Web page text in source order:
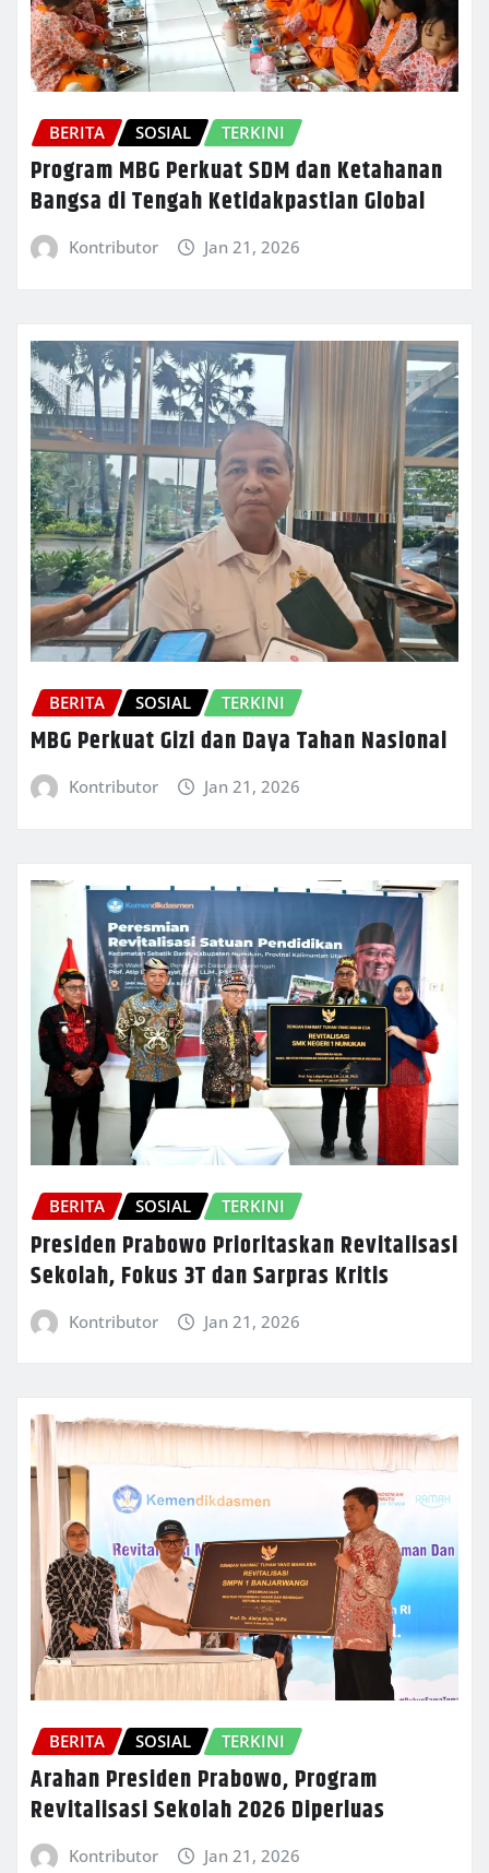
BERITA SOSIAL TERKINI
Program MBG Perkuat SDM dan Ketahanan
Bangsa di Tengah Ketidakpastian Global
Kontributor Jan 21, 2026
BERITA SOSIAL TERKINI
MBG Perkuat Gizi dan Daya Tahan Nasional
Kontributor Jan 21, 2026
BERITA SOSIAL TERKINI
Presiden Prabowo Prioritaskan Revitalisasi
Sekolah, Fokus 3T dan Sarpras Kritis
Kontributor Jan 21, 2026
BERITA SOSIAL TERKINI
Arahan Presiden Prabowo, Program
Revitalisasi Sekolah 2026 Diperluas
Kontributor Jan 21, 2026